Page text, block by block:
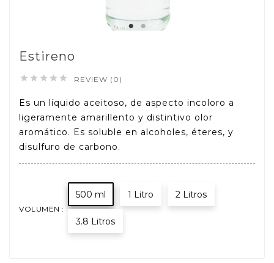
Estireno
     REVIEW (0)
Es un líquido aceitoso, de aspecto incoloro a
ligeramente amarillento y distintivo olor
aromático. Es soluble en alcoholes, éteres, y
disulfuro de carbono.
VOLUMEN :
500 ml 1 Litro 2 Litros
3.8 Litros